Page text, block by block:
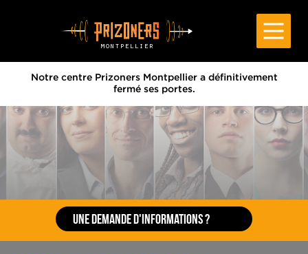
Notre centre Prizoners Montpellier a définitivement
fermé ses portes.
UNE DEMANDE D'INFORMATIONS ?